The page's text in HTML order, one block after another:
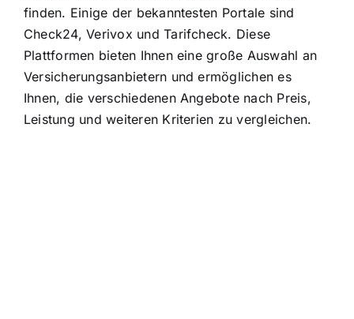
finden. Einige der bekanntesten Portale sind
Check24, Verivox und Tarifcheck. Diese
Plattformen bieten Ihnen eine große Auswahl an
Versicherungsanbietern und ermöglichen es
Ihnen, die verschiedenen Angebote nach Preis,
Leistung und weiteren Kriterien zu vergleichen.